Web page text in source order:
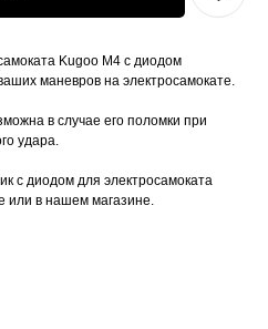
Kugoo M4 с диодом
маневров на электросамокате.
в случае его поломки при
удара.
с диодом для электросамоката
или в нашем магазине.